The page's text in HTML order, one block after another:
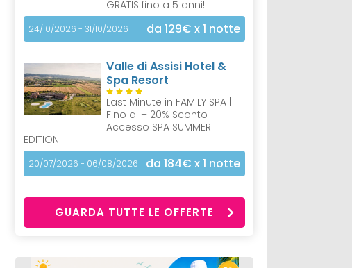
GRATIS fino a 5 anni!
24/10/2026 - 31/10/2026 da 129€ x 1 notte
Valle di Assisi Hotel &
Spa Resort
Last Minute in FAMILY SPA |
Fino al – 20% Sconto
Accesso SPA SUMMER
EDITION
20/07/2026 - 06/08/2026 da 184€ x 1 notte
GUARDA TUTTE LE OFFERTE